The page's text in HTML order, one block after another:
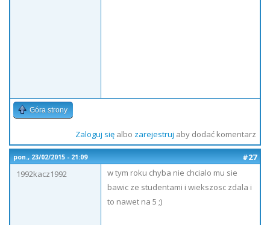
Góra strony
Zaloguj sięalbo zarejestruj aby dodać komentarz
pon., 23/02/2015 - 21:09
#27
1992kacz1992
w tym roku chyba nie chcialo mu sie
bawic ze studentami i wiekszosc zdala i
to nawet na 5 ;)